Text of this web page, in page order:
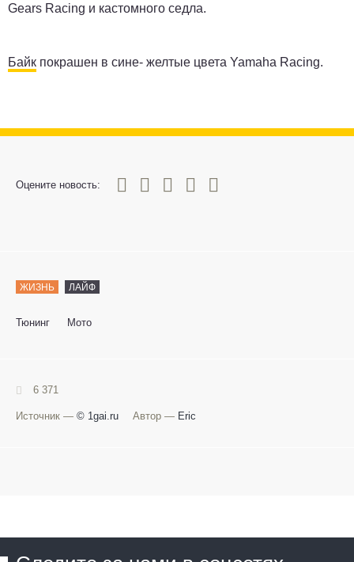
Gears Racing и кастомного седла.
Байк покрашен в сине- желтые цвета Yamaha Racing.
Оцените новость:
0
1 3 4 5
ЖИЗНЬ ЛАЙФ
Тюнинг Мото
6 371
Источник — © 1gai.ru Автор — Eric